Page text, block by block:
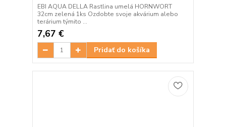
EBI AQUA DELLA Rastlina umelá HORNWORT
32cm zelená 1ks Ozdobte svoje akvárium alebo
terárium týmito ...
7,67 €
Pridať do košíka